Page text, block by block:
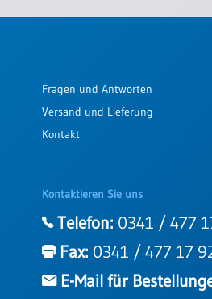
Fragen und Antworten
Versand und Lieferung
Kontakt
Kontaktieren Sie uns
Telefon: 0341 / 477
Fax: 0341 / 477 17
E-Mail für